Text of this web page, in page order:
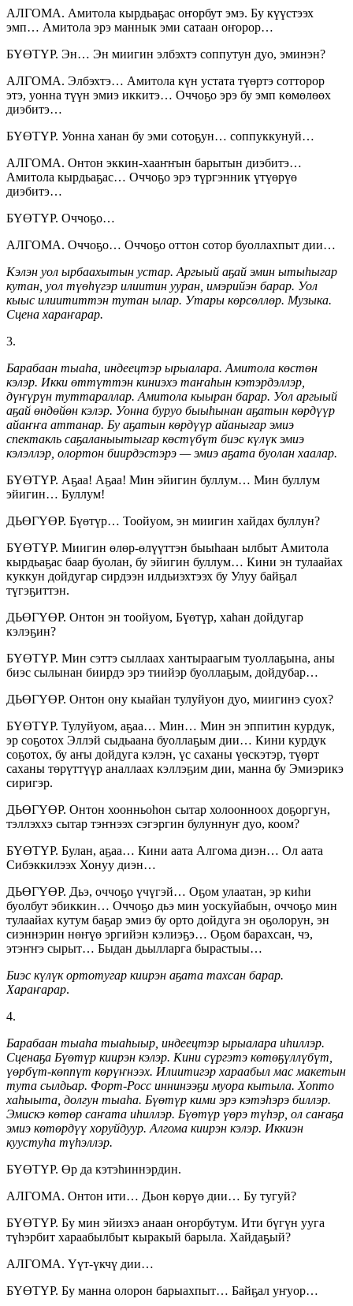
АЛГОМА. Амитола кырдьаҕас оҥорбут эмэ. Бу күүстээх
эмп… Амитола эрэ маннык эми сатаан оҥорор…
БҮӨТҮР. Эн… Эн миигин элбэхтэ соппутун дуо, эминэн?
АЛГОМА. Элбэхтэ… Амитола күн устата түөртэ сотторор
этэ, уонна түүн эмиэ иккитэ… Оччоҕо эрэ бу эмп көмөлөөх
диэбитэ…
БҮӨТҮР. Уонна ханан бу эми сотоҕун… соппуккунуй…
АЛГОМА. Онтон эккин-хааҥҥын барытын диэбитэ…
Амитола кырдьаҕас… Оччоҕо эрэ түргэнник үтүөрүө
диэбитэ…
БҮӨТҮР. Оччоҕо…
АЛГОМА. Оччоҕо… Оччоҕо оттон сотор буоллахпыт дии…
Кэлэн уол ырбаахытын устар. Аргыый аҕай эмин ытыһыгар
кутан, уол түөһүгэр илиитин ууран, имэрийэн барар. Уол
кыыс илиититтэн тутан ылар. Утары көрсөллөр. Музыка.
Сцена хараҥарар.
3.
Барабаан тыаһа, индеецтэр ырыалара. Амитола көстөн
кэлэр. Икки өттүттэн киниэхэ таҥаһын кэтэрдэллэр,
дүҥүрүн туттараллар. Амитола кыыран барар. Уол аргыый
аҕай өндөйөн кэлэр. Уонна буруо быыһынан аҕатын көрдүүр
айаҥҥа аттанар. Бу аҕатын көрдүүр айаныгар эмиэ
спектакль саҕаланыытыгар көстүбүт биэс күлүк эмиэ
кэлэллэр, олортон биирдэстэрэ — эмиэ аҕата буолан хаалар.
БҮӨТҮР. Аҕаа! Аҕаа! Мин эйигин буллум… Мин буллум
эйигин… Буллум!
ДЬӨГҮӨР. Бүөтүр… Тоойуом, эн миигин хайдах буллун?
БҮӨТҮР. Миигин өлөр-өлүүттэн быыһаан ылбыт Амитола
кырдьаҕас баар буолан, бу эйигин буллум… Кини эн тулаайах
куккун дойдугар сирдээн илдьиэхтээх бу Улуу байҕал
түгэҕиттэн.
ДЬӨГҮӨР. Онтон эн тоойуом, Бүөтүр, хаһан дойдугар
кэлэҕин?
БҮӨТҮР. Мин сэттэ сыллаах хантыраагым туоллаҕына, аны
биэс сылынан биирдэ эрэ тиийэр буоллаҕым, дойдубар…
ДЬӨГҮӨР. Онтон ону кыайан тулуйуон дуо, миигинэ суох?
БҮӨТҮР. Тулуйуом, аҕаа… Мин… Мин эн эппитин курдук,
эр соҕотох Эллэй сыдьаана буоллаҕым дии… Кини курдук
соҕотох, бу аҥы дойдуга кэлэн, үс саханы үөскэтэр, түөрт
саханы төрүттүүр аналлаах кэллэҕим дии, манна бу Эмиэрикэ
сиригэр.
ДЬӨГҮӨР. Онтон хоонньоһон сытар холоонноох доҕоргун,
тэллэххэ сытар тэҥнээх сэгэргин булуннуҥ дуо, коом?
БҮӨТҮР. Булан, аҕаа… Кини аата Алгома диэн… Ол аата
Сибэккилээх Хонуу диэн…
ДЬӨГҮӨР. Дьэ, оччоҕо үчүгэй… Оҕом улаатан, эр киһи
буолбут эбиккин… Оччоҕо дьэ мин уоскуйабын, оччоҕо мин
тулаайах кутум баҕар эмиэ бу орто дойдуга эн оҕолорун, эн
сиэннэрин нөҥүө эргийэн кэлиэҕэ… Оҕом барахсан, чэ,
этэҥҥэ сырыт… Быдан дьылларга бырастыы…
Биэс күлүк ортотугар киирэн аҕата тахсан барар.
Хараҥарар.
4.
Барабаан тыаһа тыаһыыр, индеецтэр ырыалара иһиллэр.
Сценаҕа Бүөтүр киирэн кэлэр. Кини сүргэтэ көтөҕүллүбүт,
үөрбүт-көппүт көрүҥнээх. Илиитигэр хараабыл мас макетын
тута сылдьар. Форт-Росс иннинээҕи муора кытыла. Хопто
хаһыыта, долгун тыаһа. Бүөтүр кими эрэ кэтэһэрэ биллэр.
Эмискэ көтөр саҥата иһиллэр. Бүөтүр үөрэ түһэр, ол саҥаҕа
эмиэ көтөрдүү хоруйдуур. Алгома киирэн кэлэр. Иккиэн
куустуһа түһэллэр.
БҮӨТҮР. Өр да кэтэһиннэрдин.
АЛГОМА. Онтон ити… Дьон көрүө дии… Бу тугуй?
БҮӨТҮР. Бу мин эйиэхэ анаан оҥорбутум. Ити бүгүн ууга
түһэрбит хараабылбыт кыракый барыла. Хайдаҕый?
АЛГОМА. Үүт-үкчү дии…
БҮӨТҮР. Бу манна олорон барыахпыт… Байҕал уҥуор…